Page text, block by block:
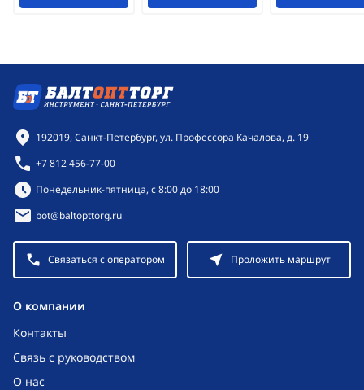
O компании
Контакты
Связь с руководством
О нас
Контактная информация
192019, Санкт-Петербург, ул. Профессора Качалова, д. 19
+7 812 456-77-00
Режим работы:
Понедельник-пятница, с 8:00 до 18:00
bot@baltopttorg.ru
Связаться с оператором Проложить маршрут